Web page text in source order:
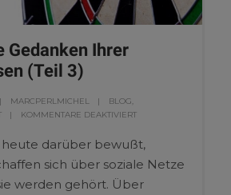
Gedanken Ihrer
(Teil 3)
MARCPERLMICHEL BLOG,
KOMMENTARE DEAKTIVIERT
heute darüber bewußt,
sich über soziale Netze
werden gehört. Über